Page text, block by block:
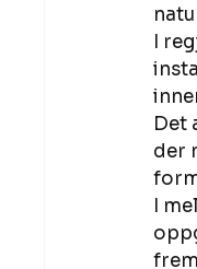
I
Det
der
I